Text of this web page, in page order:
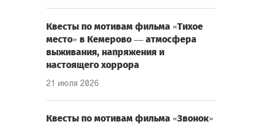
Квесты по мотивам фильма «Тихое
место» в Кемерово — атмосфера
выживания, напряжения и
настоящего хоррора
21 июля 2026
Квесты по мотивам фильма «Звонок»